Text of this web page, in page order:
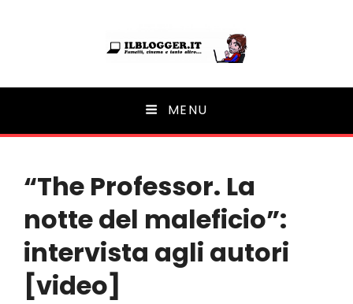
Ilblogger.it
Il portalino di blog | MENU
“The Professor. La
notte del maleficio”:
intervista agli autori
[video]